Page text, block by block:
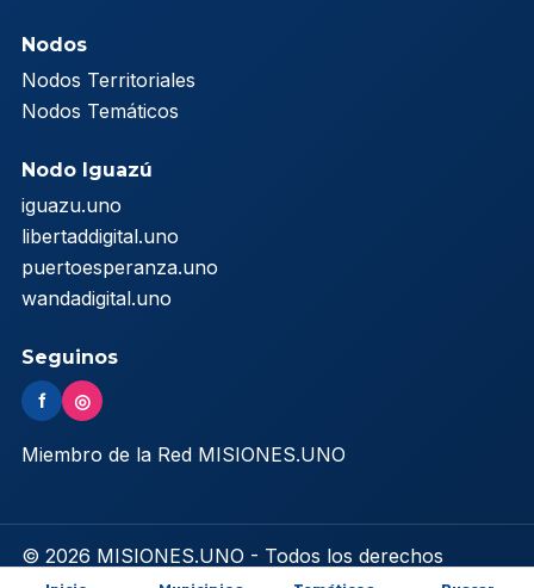
Nodos
Nodos Territoriales
Nodos Temáticos
Nodo Iguazú
iguazu.uno
libertaddigital.uno
puertoesperanza.uno
wandadigital.uno
Seguinos
f ◎
Miembro de la Red MISIONES.UNO
© 2026 MISIONES.UNO - Todos los derechos
reservados